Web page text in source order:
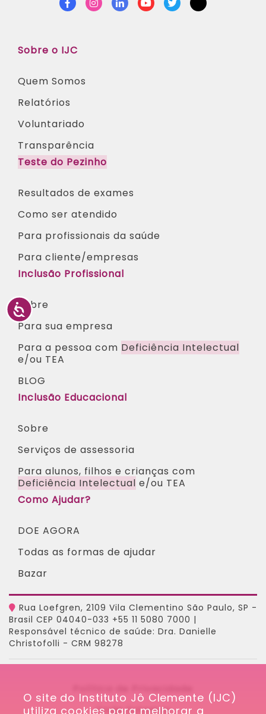
O site do Instituto Jô Clemente (IJC)
utiliza cookies para melhorar a
FacebookInstagram
LinkedinYoutubeTwitterTikTok
Sobre o IJC
Quem Somos
Relatórios
Voluntariado
Transparência
Teste do Pezinho
Resultados de exames
Como ser atendido
Para profissionais da saúde​
Para cliente/empresas
Inclusão Profissional
Sobre
Para sua empresa
Para a pessoa com Deficiência Intelectual
e/ou TEA​
BLOG
Inclusão Educacional
Sobre
Serviços de assessoria
Para alunos, filhos e crianças com
Deficiência Intelectual e/ou TEA ​
Como Ajudar?
DOE AGORA
Todas as formas de ajudar
Bazar
Rua Loefgren, 2109 Vila Clementino São Paulo, SP -
Brasil CEP 04040-033 +55 11 5080 7000 |
Responsável técnico de saúde: Dra. Danielle
Christofolli - CRM 98278
Onde Estamos